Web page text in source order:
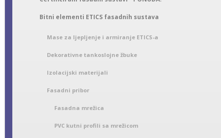
Bitni elementi ETICS fasadnih sustava
Mase za ljepljenje i armiranje ETICS-a
Dekorativne tankoslojne žbuke
Izolacijski materijali
Fasadni pribor
Fasadna mrežica
PVC kutni profili sa mrežicom